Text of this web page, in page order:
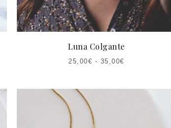
Luna Colgante
25,00€ - 35,00€